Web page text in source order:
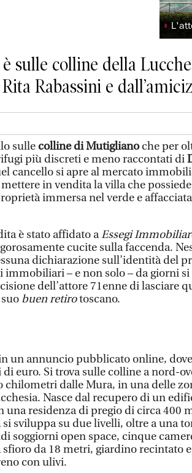
◗
sulle colline della
Rabassini e
sulle colline di Mutiglianoche per
più discreti e meno raccontati di
cancello si apre al mercato
in vendita la villa che
immersa nel verde e
è stato affidato aEssegi
cucite sulla faccenda.
dichiarazione sull’identità del
– e non solo – da giorni si
dell’attore 71enne di lasciare
buen retirotoscano.
un annuncio pubblicato online,
euro. Si trova sulle colline a nord-
chilometri dalle Mura, in una delle
Nasce dal recupero di un
una residenza di pregio di circa 400
sviluppa su due livelli, oltre a una
soggiorni open space, cinque
da 18 metri, giardino recintato
con ulivi.